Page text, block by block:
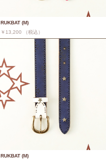
RUKBAT (M)
￥13,200 （税込）
RUKBAT (M)